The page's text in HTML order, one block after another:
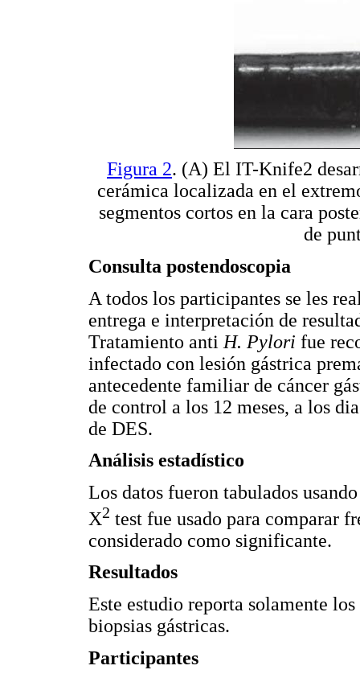
Figura 2. (A) El IT-Knife2
cerámica localizada en el
segmentos cortos en la cara
de
Consulta postendoscopia
A todos los participantes se les
entrega e interpretación de
Tratamiento anti H. Pylori fue
infectado con lesión gástrica
antecedente familiar de cáncer
de control a los 12 meses, a los
de DES.
Análisis estadístico
Los datos fueron tabulados
X2 test fue usado para comparar
considerado como significante.
Resultados
Este estudio reporta solamente
biopsias gástricas.
Participantes